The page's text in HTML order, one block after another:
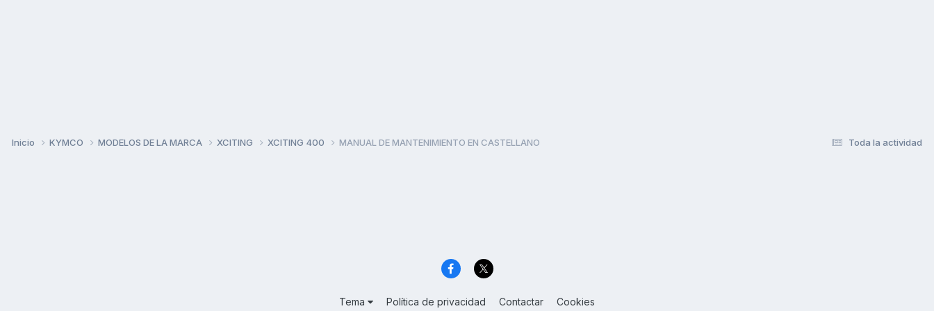
Toda la actividad
Inicio KYMCO MODELOS DE LA MARCA XCITING XCITING 400 MANUAL DE MANTENIMIENTO EN CASTELLANO
Tema Política de privacidad Contactar Cookies